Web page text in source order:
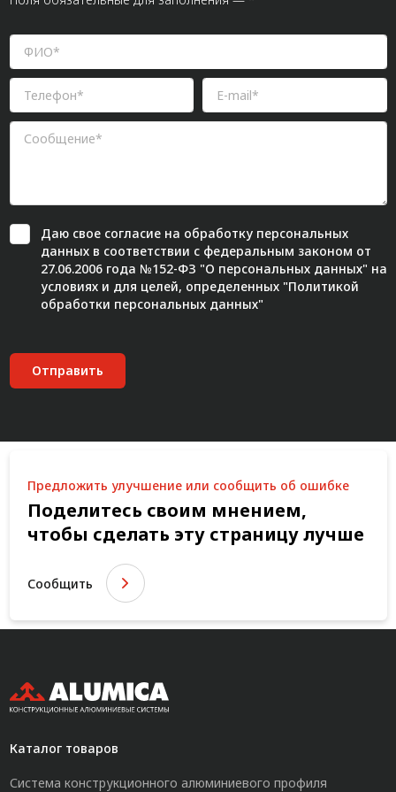
Даю свое согласиена обработку персональных
данных в соответствии с федеральным законом от
27.06.2006 года №152-ФЗ "О персональных данных" на
условиях и для целей, определенных "Политикой
обработки персональных данных"
Отправить
Предложить улучшение или сообщить об ошибке
Поделитесь своим мнением,
чтобы сделать эту страницу лучше
Сообщить
Каталог товаров
Система конструкционного алюминиевого профиля